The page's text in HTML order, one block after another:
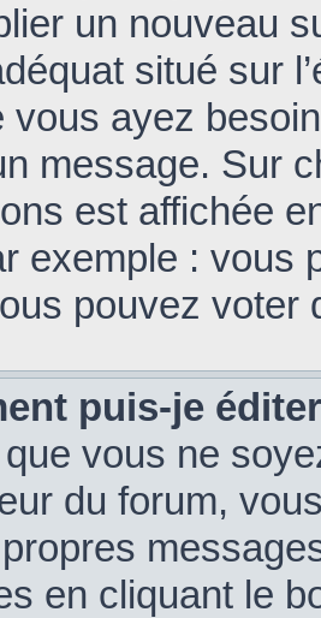
un nouveau
situé sur
vous ayez
message. Sur
est affichée
exemple : vous
pouvez voter
puis-je
vous ne
du forum,
en cliquant le